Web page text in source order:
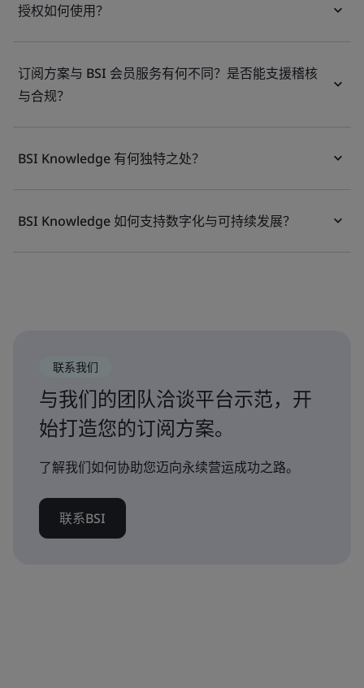
授权如何使用？
订阅方案与 BSI 会员服务有何不同？是否能支援稽核
与合规？
BSI Knowledge 有何独特之处？
BSI Knowledge 如何支持数字化与可持续发展？
联系我们
与我们的团队洽谈平台示范，开
始打造您的订阅方案。
了解我们如何协助您迈向永续营运成功之路。
联系BSI